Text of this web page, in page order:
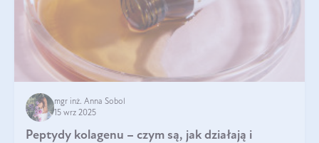
mgr inż. Anna Sobol
15 wrz 2025
Peptydy kolagenu – czym są, jak działają i